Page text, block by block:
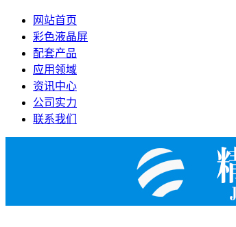
网站首页
彩色液晶屏
配套产品
应用领域
资讯中心
公司实力
联系我们